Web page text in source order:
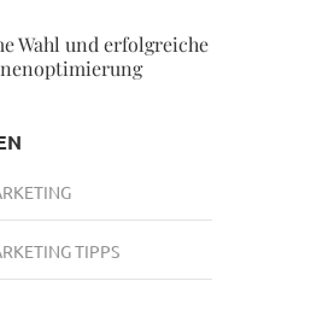
Wahl und erfolgreiche
TIPPS